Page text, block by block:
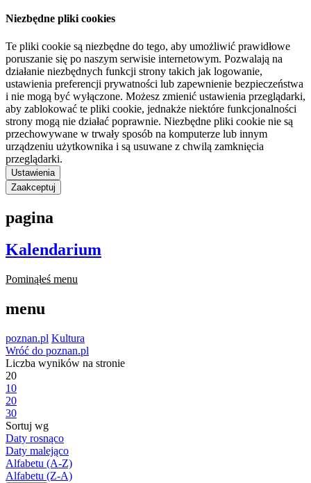
Niezbędne pliki cookies
Te pliki cookie są niezbędne do tego, aby umożliwić prawidłowe
poruszanie się po naszym serwisie internetowym. Pozwalają na
działanie niezbędnych funkcji strony takich jak logowanie,
ustawienia preferencji prywatności lub zapewnienie bezpieczeństwa
i nie mogą być wyłączone. Możesz zmienić ustawienia przeglądarki,
aby zablokować te pliki cookie, jednakże niektóre funkcjonalności
strony mogą nie działać poprawnie. Niezbędne pliki cookie nie są
przechowywane w trwały sposób na komputerze lub innym
urządzeniu użytkownika i są usuwane z chwilą zamknięcia
przeglądarki.
Ustawienia
Zaakceptuj
pagina
Kalendarium
Pominąłeś menu
menu
poznan.pl Kultura
Wróć do poznan.pl
Liczba wyników na stronie
20
10
20
30
Sortuj wg
Daty rosnąco
Daty malejąco
Alfabetu (A-Z)
Alfabetu (Z-A)